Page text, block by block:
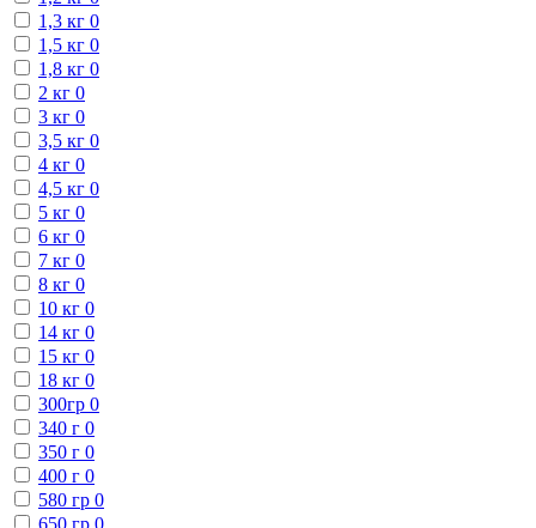
1,3 кг 0
1,5 кг 0
1,8 кг 0
2 кг 0
3 кг 0
3,5 кг 0
4 кг 0
4,5 кг 0
5 кг 0
6 кг 0
7 кг 0
8 кг 0
10 кг 0
14 кг 0
15 кг 0
18 кг 0
300гр 0
340 г 0
350 г 0
400 г 0
580 гр 0
650 гр 0